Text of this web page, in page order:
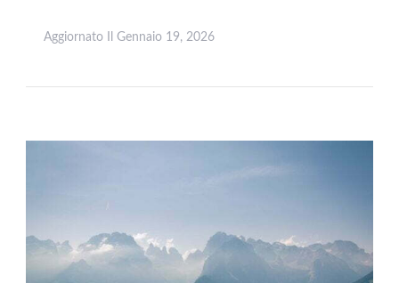
Aggiornato Il Gennaio 19, 2026